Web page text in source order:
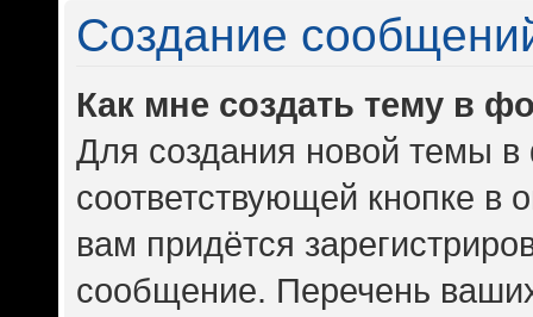
Создание
Как мне создать тему в
Для создания новой темы
соответствующей кнопке
вам придётся
сообщение. Перечень